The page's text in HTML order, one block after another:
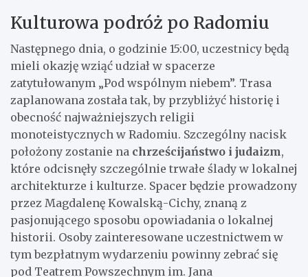
Kulturowa podróż po Radomiu
Następnego dnia, o godzinie 15:00, uczestnicy będą
mieli okazję wziąć udział w spacerze
zatytułowanym „Pod wspólnym niebem”. Trasa
zaplanowana została tak, by przybliżyć historię i
obecność najważniejszych religii
monoteistycznych w Radomiu. Szczególny nacisk
położony zostanie na chrześcijaństwo i judaizm,
które odcisnęły szczególnie trwałe ślady w lokalnej
architekturze i kulturze. Spacer będzie prowadzony
przez Magdalenę Kowalską-Cichy, znaną z
pasjonującego sposobu opowiadania o lokalnej
historii. Osoby zainteresowane uczestnictwem w
tym bezpłatnym wydarzeniu powinny zebrać się
pod Teatrem Powszechnym im. Jana